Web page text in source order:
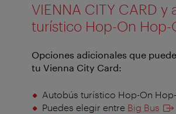
VIENNA CITY CARD y
turístico Hop-On Hop-
Opciones adicionales que
tu Vienna City Card:
Autobús turístico Hop-On
Puedes elegir entre Big Bus